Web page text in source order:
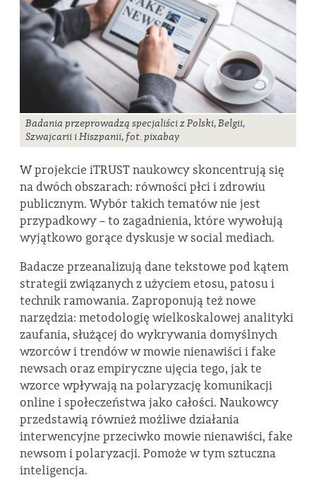
Badania przeprowadzą specjaliści z Polski, Belgii,
Szwajcarii i Hiszpanii, fot. pixabay
W projekcie iTRUST naukowcy skoncentrują się
na dwóch obszarach: równości płci i zdrowiu
publicznym. Wybór takich tematów nie jest
przypadkowy – to zagadnienia, które wywołują
wyjątkowo gorące dyskusje w social mediach.
Badacze przeanalizują dane tekstowe pod kątem
strategii związanych z użyciem etosu, patosu i
technik ramowania. Zaproponują też nowe
narzędzia: metodologię wielkoskalowej analityki
zaufania, służącej do wykrywania domyślnych
wzorców i trendów w mowie nienawiści i fake
newsach oraz empiryczne ujęcia tego, jak te
wzorce wpływają na polaryzację komunikacji
online i społeczeństwa jako całości. Naukowcy
przedstawią również możliwe działania
interwencyjne przeciwko mowie nienawiści, fake
newsom i polaryzacji. Pomoże w tym sztuczna
inteligencja.